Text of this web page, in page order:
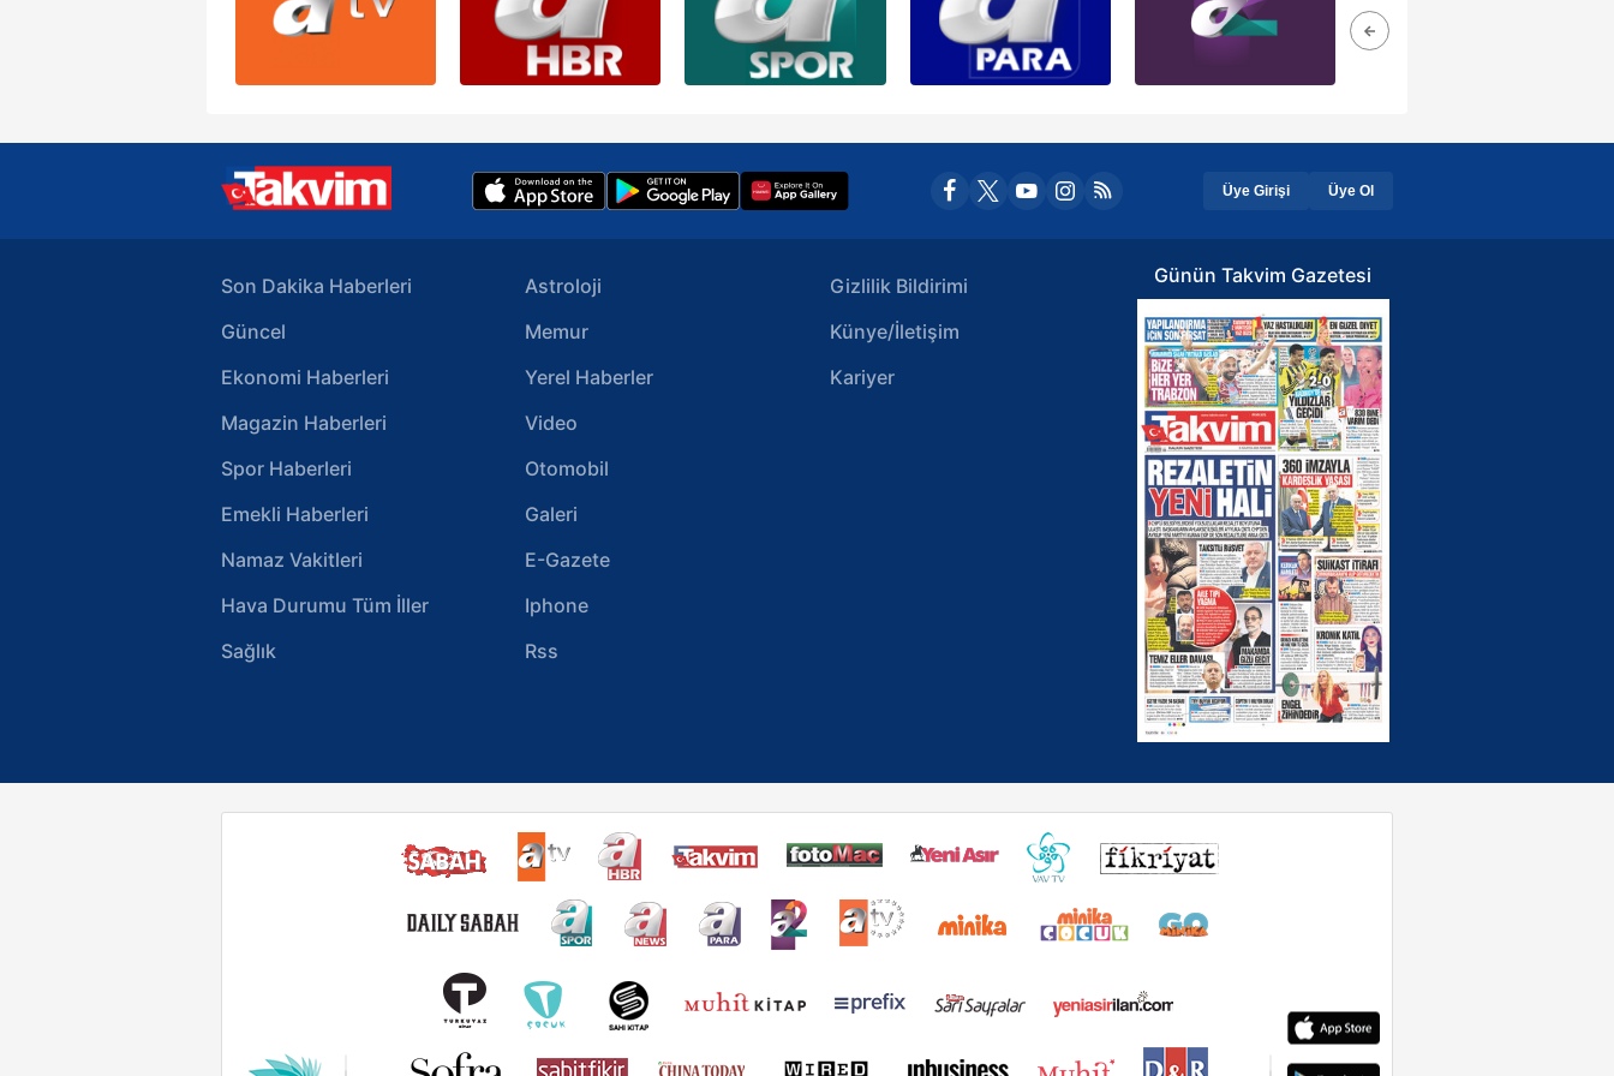
Üye Girişi Üye Ol
Son Dakika Haberleri
Güncel
Ekonomi Haberleri
Magazin Haberleri
Spor Haberleri
Emekli Haberleri
Namaz Vakitleri
Hava Durumu Tüm İller
Sağlık
Astroloji
Memur
Yerel Haberler
Video
Otomobil
Galeri
E-Gazete
Iphone
Rss
Gizlilik Bildirimi
Künye/İletişim
Kariyer
Günün Takvim Gazetesi